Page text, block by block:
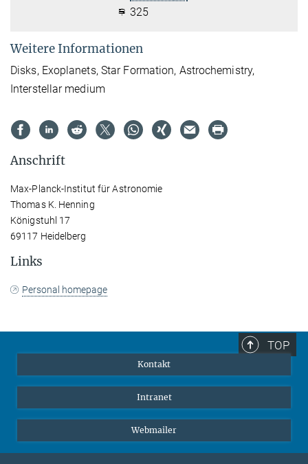
325
Weitere Informationen
Disks, Exoplanets, Star Formation, Astrochemistry,
Interstellar medium
Anschrift
Max-Planck-Institut für Astronomie
Thomas K. Henning
Königstuhl 17
69117 Heidelberg
Links
Personal homepage
TOP
Kontakt
Intranet
Webmailer